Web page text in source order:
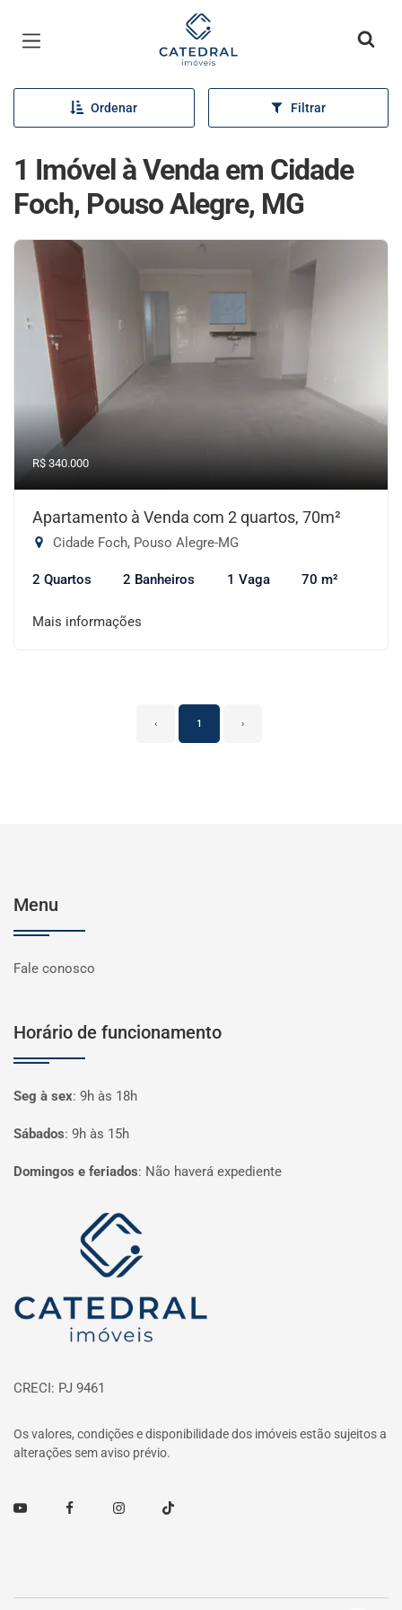
Página inicial
Ordenar Filtrar
1 Imóvel à Venda em Cidade
Foch, Pouso Alegre, MG
R$ 340.000
Apartamento à Venda com 2 quartos, 70m²
Cidade Foch, Pouso Alegre-MG
2 Quartos 2 Banheiros 1 Vaga 70 m²
Mais informações
‹ 1 ›
Menu
Fale conosco
Horário de funcionamento
Seg à sex: 9h às 18h
Sábados: 9h às 15h
Domingos e feriados: Não haverá expediente
Página inicial
CRECI: PJ 9461
Os valores, condições e disponibilidade dos imóveis estão sujeitos a
alterações sem aviso prévio.
Youtube FacebookInstagramTikTok